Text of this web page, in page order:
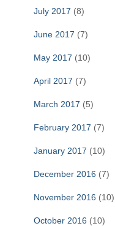
July 2017 (8)
June 2017 (7)
May 2017 (10)
April 2017 (7)
March 2017 (5)
February 2017 (7)
January 2017 (10)
December 2016 (7)
November 2016 (10)
October 2016 (10)